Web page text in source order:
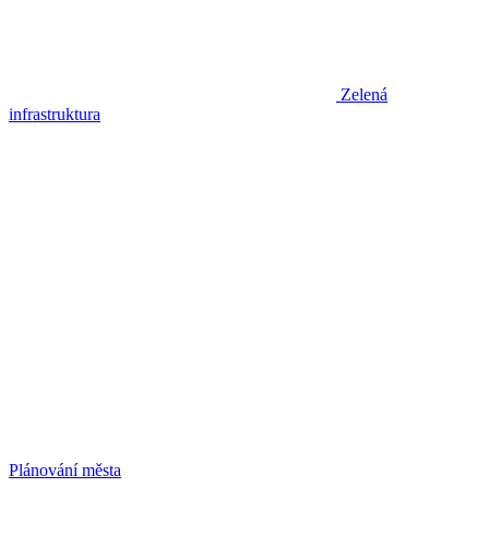
Zelená
infrastruktura
Plánování města